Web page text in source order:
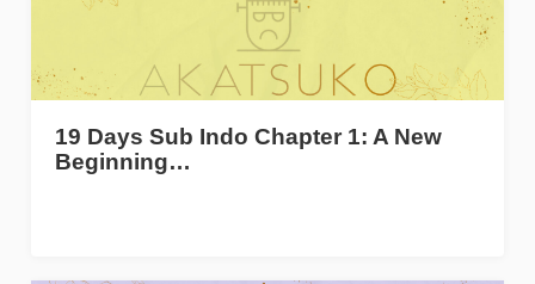
19 Days Sub Indo Chapter 1: A New
Beginning…